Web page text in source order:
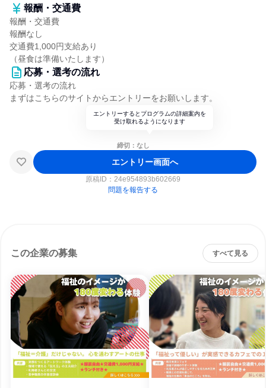
報酬・交通費
報酬・交通費
報酬なし
交通費1,000円支給あり
（昼食は準備いたします）
応募・選考の流れ
応募・選考の流れ
まずはこちらのサイトからエントリーをお願いします。
エントリーするとプログラムの詳細案内を
受け取れるようになります
締切：なし
エントリー画面へ
原稿ID： 24e954893b602669
問題を報告する
この企業の募集 すべて見る